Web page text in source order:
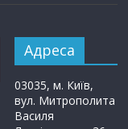
Адреса
03035, м. Київ,
вул. Митрополита
Василя